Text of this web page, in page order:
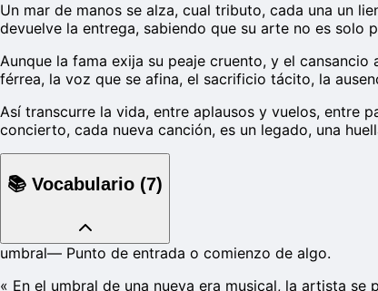
Un mar de manos se alza, cual tributo, cada una un
devuelve la entrega, sabiendo que su arte no es solo
Aunque la fama exija su peaje cruento, y el
férrea, la voz que se afina, el sacrificio tácito, la
Así transcurre la vida, entre aplausos y vuelos, entre
concierto, cada nueva canción, es un legado, una
📚 Vocabulario (7)
umbral— Punto de entrada o comienzo de algo.
« En el umbral de una nueva era musical, la artista se